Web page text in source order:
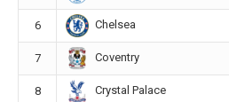
6 Chelsea
7 Coventry
8 Crystal Palace